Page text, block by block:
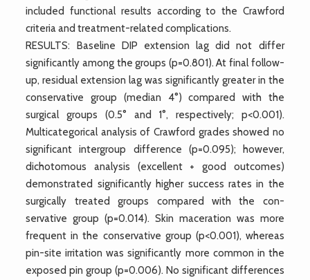
included functional results according to the Crawford
criteria and treatment-related complications.
RESULTS: Baseline DIP extension lag did not differ
significantly among the groups (p=0.801). At final follow-
up, residual extension lag was significantly greater in the
conservative group (median 4°) compared with the
surgical groups (0.5° and 1°, respectively; p<0.001).
Multicategorical analysis of Crawford grades showed no
significant intergroup difference (p=0.095); however,
dichotomous analysis (excellent + good outcomes)
demonstrated significantly higher success rates in the
surgically treated groups compared with the con-
servative group (p=0.014). Skin maceration was more
frequent in the conservative group (p<0.001), whereas
pin-site irritation was significantly more common in the
exposed pin group (p=0.006). No significant differences